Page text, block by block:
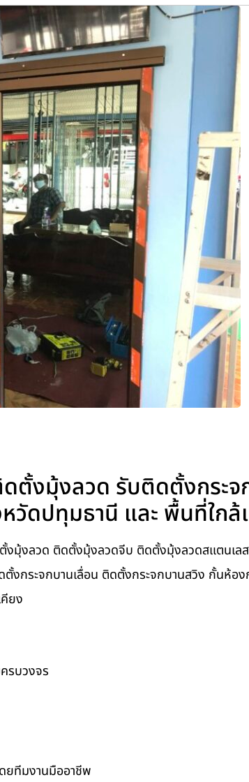
ตั้งมุ้งลวด รับติดตั้งกระ
วัดปทุมธานี และ พื้นที่ใกล้
งมุ้งลวด ติดตั้งมุ้งลวดจีบ ติดตั้งมุ้งลวดสแตนเล
งกระจกบานเลื่อน ติดตั้งกระจกบานสวิง กั้นห้อง
ยง
รบวงจร
ยทีมงานมืออาชีพ